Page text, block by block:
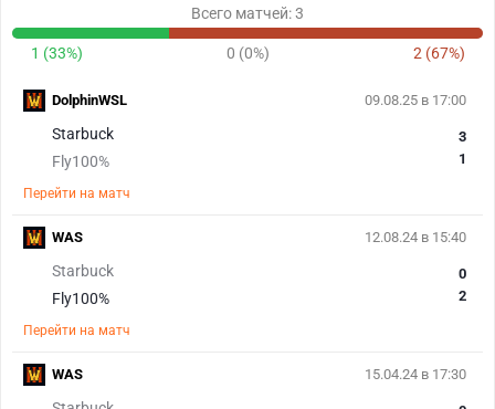
Всего матчей: 3
1 (33%) 0 (0%) 2 (67%)
09.08.25 в 17:00
Starbuck
Fly100%
3
1
Перейти на матч
DolphinWSL
12.08.24 в 15:40
Starbuck
Fly100%
0
2
Перейти на матч
WAS
15.04.24 в 17:30
WAS